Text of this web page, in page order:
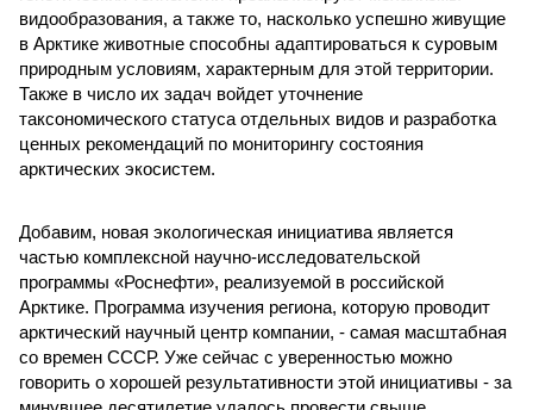
видообразования, а также то, насколько успешно живущие
в Арктике животные способны адаптироваться к суровым
природным условиям, характерным для этой территории.
Также в число их задач войдет уточнение
таксономического статуса отдельных видов и разработка
ценных рекомендаций по мониторингу состояния
арктических экосистем.
Добавим, новая экологическая инициатива является
частью комплексной научно-исследовательской
программы «Роснефти», реализуемой в российской
Арктике. Программа изучения региона, которую проводит
арктический научный центр компании, - самая масштабная
со времен СССР. Уже сейчас с уверенностью можно
говорить о хорошей результативности этой инициативы - за